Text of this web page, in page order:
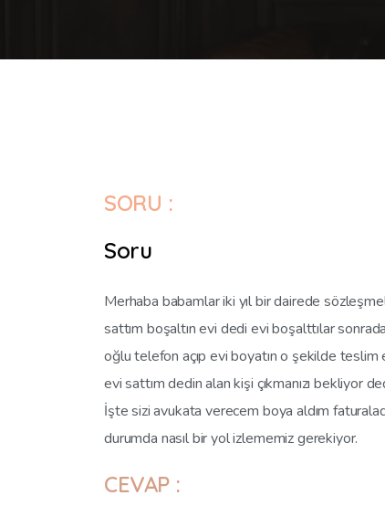
SORU :
Soru
Merhaba babamlar iki yıl bir dairede
sattım boşaltın evi dedi evi boşalttılar
oğlu telefon açıp evi boyatın o şekilde
evi sattım dedin alan kişi çıkmanızı bekliyor
İşte sizi avukata verecem boya aldım
durumda nasıl bir yol izlememiz gerekiyor.
CEVAP :